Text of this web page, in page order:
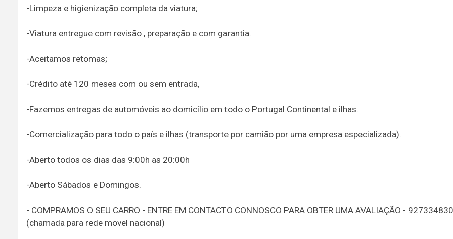
-Limpeza e higienização completa da viatura;
-Viatura entregue com revisão , preparação e com garantia.
-Aceitamos retomas;
-Crédito até 120 meses com ou sem entrada,
-Fazemos entregas de automóveis ao domicílio em todo o Portugal Continental e ilhas.
-Comercialização para todo o país e ilhas (transporte por camião por uma empresa especializada).
-Aberto todos os dias das 9:00h as 20:00h
-Aberto Sábados e Domingos.
- COMPRAMOS O SEU CARRO - ENTRE EM CONTACTO CONNOSCO PARA OBTER UMA AVALIAÇÃO - 927334830
(chamada para rede movel nacional)